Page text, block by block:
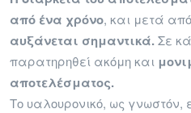
από ένα χρόνο, και μετά
αυξάνεται σημαντικά.Σε
παρατηρηθεί ακόμη και
αποτελέσματος.
Το υαλουρονικό, ως γνωστόν,